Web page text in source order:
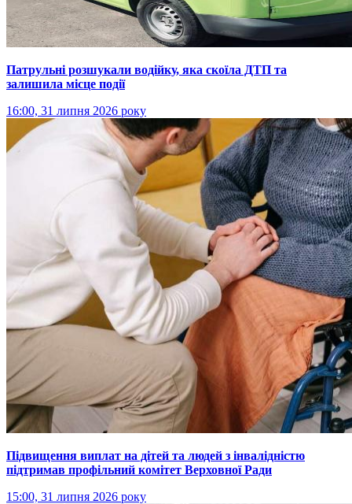
Патрульні розшукали водійку, яка скоїла ДТП та
залишила місце події
16:00, 31 липня 2026 року
Підвищення виплат на дітей та людей з інвалідністю
підтримав профільний комітет Верховної Ради
15:00, 31 липня 2026 року